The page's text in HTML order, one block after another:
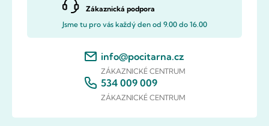
Zákaznická podpora
Jsme tu pro vás každý den od 9.00 do 16.00
info@pocitarna.cz
ZÁKAZNICKÉ CENTRUM
534 009 009
ZÁKAZNICKÉ CENTRUM